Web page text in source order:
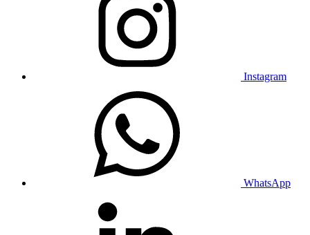
Instagram
WhatsApp